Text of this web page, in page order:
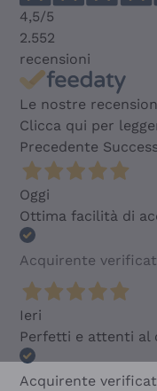
4,5/5
2.552
recensioni
Le nostre
Clicca qui per
Precedente
Oggi
Ottima facilità di
Acquirente
Ieri
Perfetti e attenti al
Acquirente